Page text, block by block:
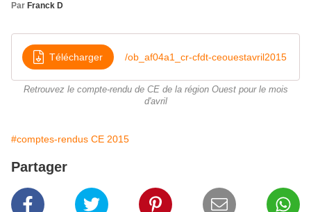
Par Franck D
Télécharger /ob_af04a1_cr-cfdt-ceouestavril2015
Retrouvez le compte-rendu de CE de la région Ouest pour le mois
d'avril
#comptes-rendus CE 2015
Partager